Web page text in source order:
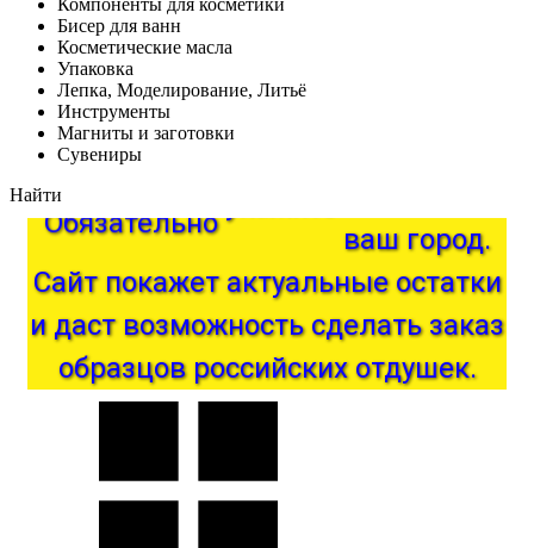
Компоненты для косметики
Бисер для ванн
Косметические масла
Упаковка
Лепка, Моделирование, Литьё
Инструменты
Магниты и заготовки
Сувениры
Найти
Обязательно ваш город.
Сайт
актуальные остатки
и даст возможность сделать заказ
образцов российских отдушек.